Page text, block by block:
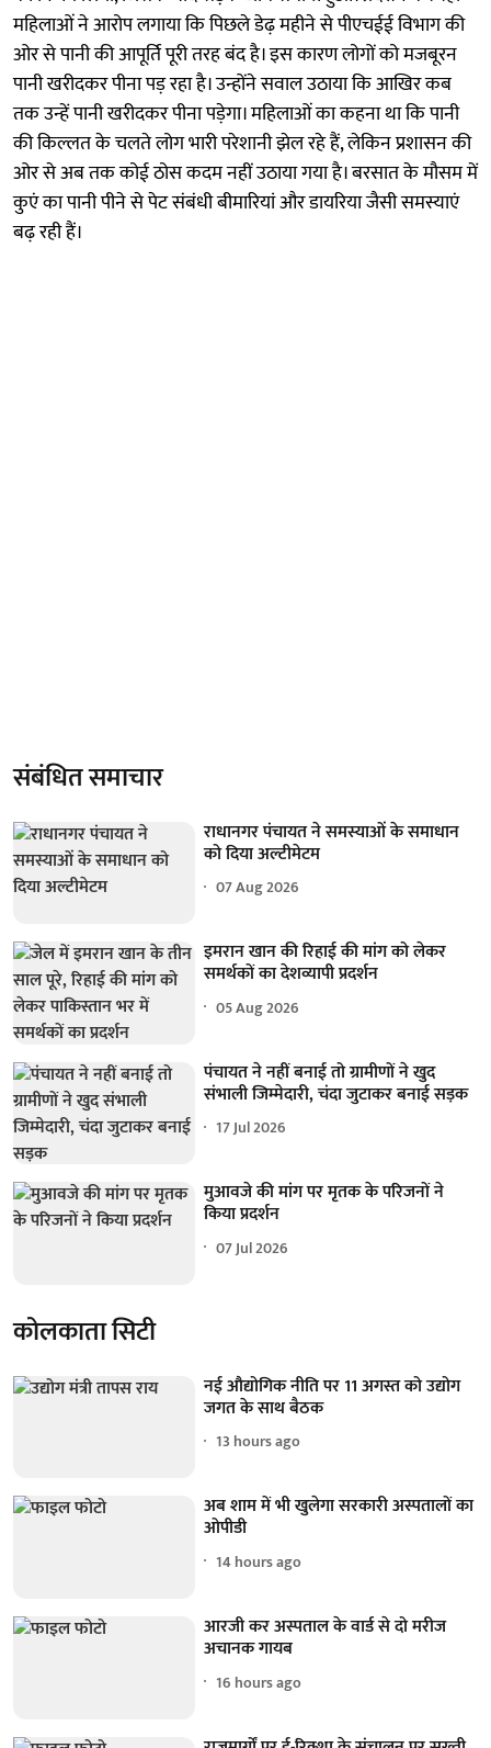
महिलाओं ने आरोप लगाया कि पिछले डेढ़ महीने से पीएचईई विभाग की
ओर से पानी की आपूर्ति पूरी तरह बंद है। इस कारण लोगों को मजबूरन
पानी खरीदकर पीना पड़ रहा है। उन्होंने सवाल उठाया कि आखिर कब
तक उन्हें पानी खरीदकर पीना पड़ेगा। महिलाओं का कहना था कि पानी
की किल्लत के चलते लोग भारी परेशानी झेल रहे हैं, लेकिन प्रशासन की
ओर से अब तक कोई ठोस कदम नहीं उठाया गया है। बरसात के मौसम में
कुएं का पानी पीने से पेट संबंधी बीमारियां और डायरिया जैसी समस्याएं
बढ़ रही हैं।
संबंधित समाचार
राधानगर पंचायत ने समस्याओं के समाधान
को दिया अल्टीमेटम
07 Aug 2026
इमरान खान की रिहाई की मांग को लेकर
समर्थकों का देशव्यापी प्रदर्शन
05 Aug 2026
पंचायत ने नहीं बनाई तो ग्रामीणों ने खुद
संभाली जिम्मेदारी, चंदा जुटाकर बनाई सड़क
17 Jul 2026
मुआवजे की मांग पर मृतक के परिजनों ने
किया प्रदर्शन
07 Jul 2026
कोलकाता सिटी
नई औद्योगिक नीति पर 11 अगस्त को उद्योग
जगत के साथ बैठक
13 hours ago
अब शाम में भी खुलेगा सरकारी अस्पतालों का
ओपीडी
14 hours ago
आरजी कर अस्पताल के वार्ड से दो मरीज
अचानक गायब
16 hours ago